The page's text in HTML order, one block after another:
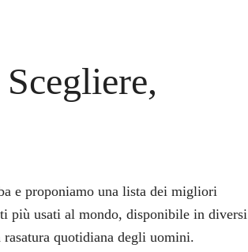
e proponiamo una lista dei migliori
più usati al mondo, disponibile in diversi
quotidiana degli uomini.